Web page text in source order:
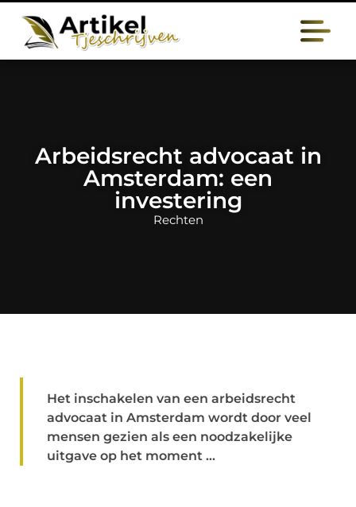
Arbeidsrecht advocaat in
Amsterdam: een
investering
Rechten
Het inschakelen van een arbeidsrecht
advocaat in Amsterdam wordt door veel
mensen gezien als een noodzakelijke
uitgave op het moment ...